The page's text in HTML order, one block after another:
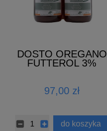
DOSTO OREGANO
FUTTEROL 3%
97,00 zł
do koszyka